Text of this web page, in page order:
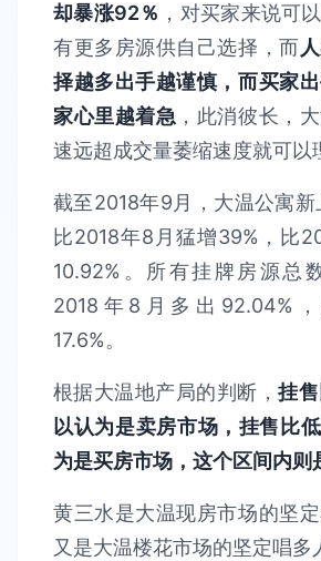
却暴涨92％ ，对买家来说可
有更多房源供自己选择，而
择越多出手越谨慎，而买家
家心里越着急 ，此消彼长，
速远超成交量萎缩速度就可以
截至2018年9月，大温公寓新
比2018年8月猛增39%，比
10.92%。所有挂牌房源总
2018年8月多出92.04%
17.6%。
根据大温地产局的判断，挂
以认为是卖房市场，挂售比
为是买房市场，这个区间内则
黄三水是大温现房市场的坚
又是大温楼花市场的坚定唱多